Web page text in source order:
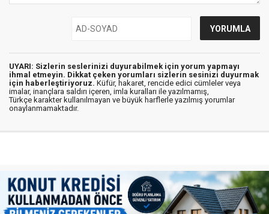
UYARI: Sizlerin seslerinizi duyurabilmek için yorum yapmayı
ihmal etmeyin. Dikkat çeken yorumları sizlerin sesinizi duyurmak
için haberleştiriyoruz. Küfür, hakaret, rencide edici cümleler veya
imalar, inançlara saldırı içeren, imla kuralları ile yazılmamış,
Türkçe karakter kullanılmayan ve büyük harflerle yazılmış yorumlar
onaylanmamaktadır.